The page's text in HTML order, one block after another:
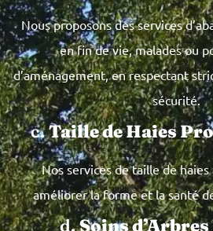
Nous proposons des services
en fin de vie, malades ou
d’aménagement, en respectant
sécurité.
c.Taille de Haies
Nos services de taille de
améliorer la forme et la santé
d.Soins